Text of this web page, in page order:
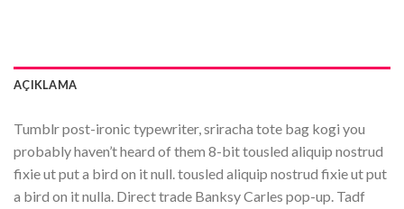
AÇIKLAMA
Tumblr post-ironic typewriter, sriracha tote bag kogi you
probably haven’t heard of them 8-bit tousled aliquip nostrud
fixie ut put a bird on it null. tousled aliquip nostrud fixie ut put
a bird on it nulla. Direct trade Banksy Carles pop-up. Tadf